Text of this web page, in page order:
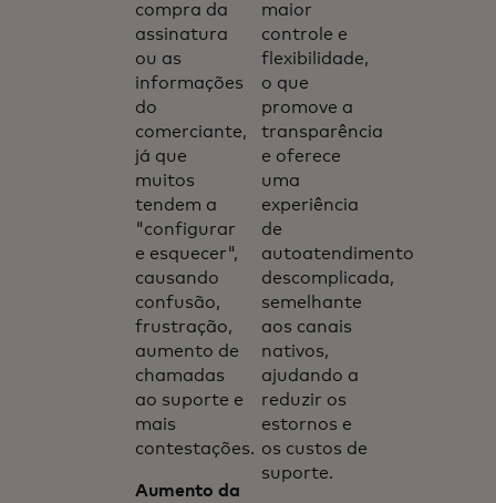
compra da
assinatura
ou as
informações
do
comerciante,
já que
muitos
tendem a
"configurar
e esquecer",
causando
confusão,
frustração,
aumento de
chamadas
ao suporte e
mais
contestações.
Aumento da
maior
controle e
flexibilidade,
o que
promove a
transparência
e oferece
uma
experiência
de
autoatendimento
descomplicada,
semelhante
aos canais
nativos,
ajudando a
reduzir os
estornos e
os custos de
suporte.